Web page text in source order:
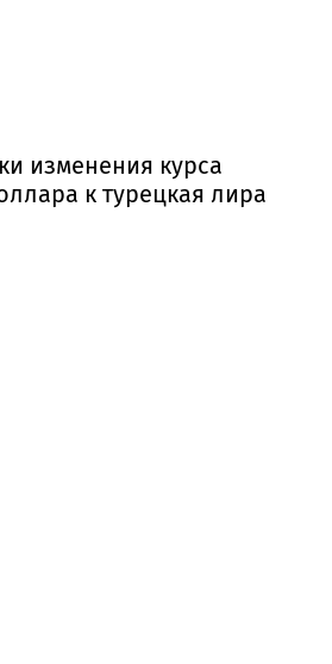
изменения курса
к турецкая лира